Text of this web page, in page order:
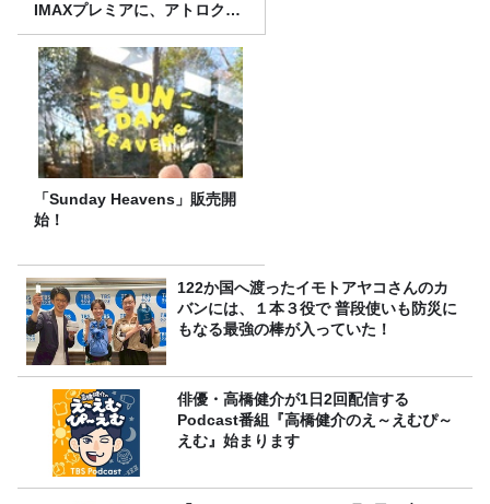
IMAXプレミアに、アトロクリ
スナー60名をご招待！
「Sunday Heavens」販売開
始！
122か国へ渡ったイモトアヤコさんのカ
バンには、１本３役で 普段使いも防災に
もなる最強の棒が入っていた！
俳優・高橋健介が1日2回配信する
Podcast番組『高橋健介のえ～えむぴ～
えむ』始まります